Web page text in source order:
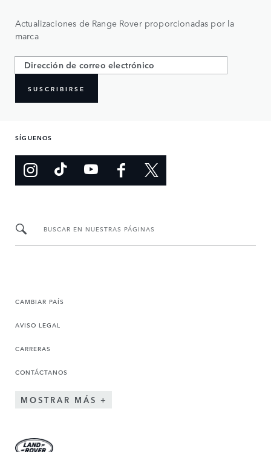
Actualizaciones de Range Rover proporcionadas por la
marca
SUSCRIBIRSE
SÍGUENOS
BUSCAR EN NUESTRAS PÁGINAS
CAMBIAR PAÍS
AVISO LEGAL
CARRERAS
CONTÁCTANOS
MOSTRAR MÁS